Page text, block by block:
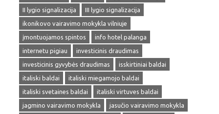
II lygio signalizacija
III lygio signalizacija
ikonikovo vairavimo mokykla vilniuje
įmontuojamos spintos
info hotel palanga
internetu pigiau
investicinis draudimas
investicinis gyvybės draudimas
isskirtiniai baldai
italiski baldai
italiski miegamojo baldai
italiski svetaines baldai
italiski virtuves baldai
jagmino vairavimo mokykla
jasučio vairavimo mokykla